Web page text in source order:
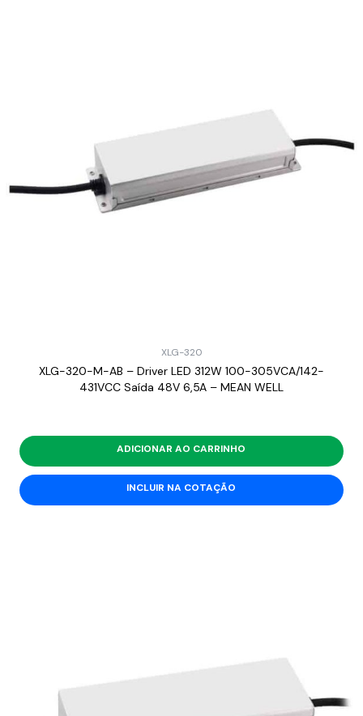
XLG-320
XLG-320-M-AB – Driver LED 312W 100-305VCA/142-
431VCC Saída 48V 6,5A – MEAN WELL
ADICIONAR AO CARRINHO
INCLUIR NA COTAÇÃO